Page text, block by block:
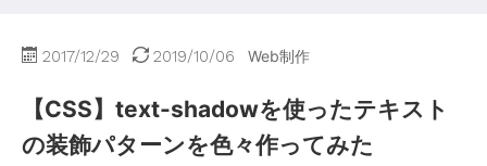
2017/12/29 2019/10/06 Web制作
【CSS】text-shadowを使ったテキスト
の装飾パターンを色々作ってみた